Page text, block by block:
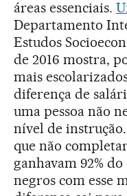
áreas essenciais.
Departamento
Estudos
de 2016 mostra,
mais
diferença de
uma pessoa não
nível de
que não
ganhavam 92%
negros com esse